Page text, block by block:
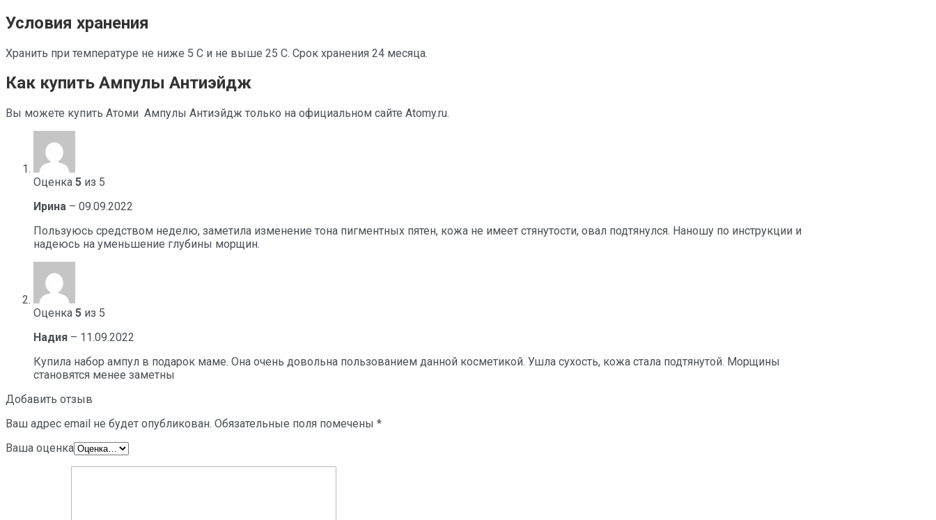
Условия хранения
Хранить при температуре не ниже 5 С и не выше 25 С. Срок хранения 24 месяца.
Как купить Ампулы Антиэйдж
Вы можете купить Атоми Ампулы Антиэйдж только на официальном сайте Atomy.ru.
Оценка 5 из 5
Ирина – 09.09.2022
Пользуюсь средством неделю, заметила изменение тона пигментных пятен, кожа не имеет стянутости, овал подтянулся. Наношу по инструкции и
надеюсь на уменьшение глубины морщин.
Оценка 5 из 5
Надия – 11.09.2022
Купила набор ампул в подарок маме. Она очень довольна пользованием данной косметикой. Ушла сухость, кожа стала подтянутой. Морщины
становятся менее заметны
Добавить отзыв
Ваш адрес email не будет опубликован. Обязательные поля помечены *
Ваша оценка